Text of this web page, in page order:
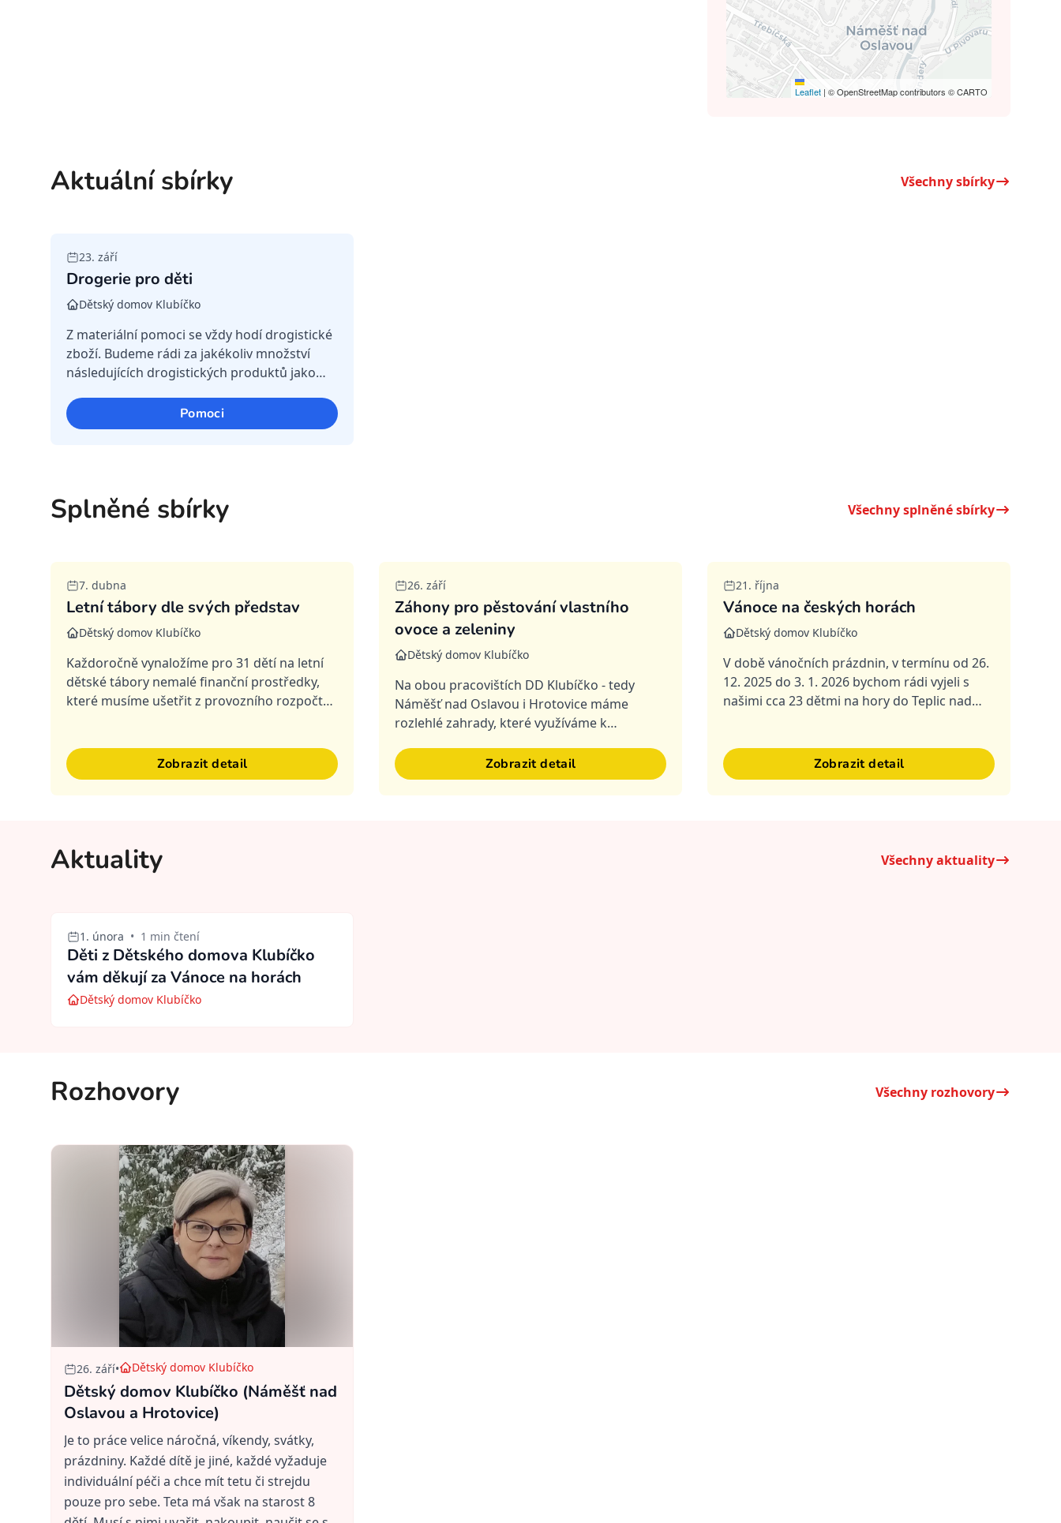
Leaflet | © OpenStreetMap contributors © CARTO
Aktuální sbírky Všechny sbírky
23. září
Drogerie pro děti
Dětský domov Klubíčko
Z materiální pomoci se vždy hodí drogistické
zboží. Budeme rádi za jakékoliv množství
následujících drogistických produktů jako
pro děti (pro různé věkové ka...
Pomoci
Splněné sbírky Všechny splněné sbírky
Splněná
7. dubna
Letní tábory dle svých představ
Dětský domov Klubíčko
Každoročně vynaložíme pro 31 dětí na letní
dětské tábory nemalé finanční prostředky,
které musíme ušetřit z provozního rozpočtu.
Zobrazit detail
Splněná
26. září
Záhony pro pěstování vlastního
ovoce a zeleniny
Dětský domov Klubíčko
Na obou pracovištích DD Klubíčko - tedy
Náměšť nad Oslavou i Hrotovice máme
rozlehlé zahrady, které využíváme k
Dřevěné vyvýšené záhony, které máme téměř
15 l...
Zobrazit detail
Splněná
21. října
Vánoce na českých horách
Dětský domov Klubíčko
V době vánočních prázdnin, v termínu od 26.
12. 2025 do 3. 1. 2026 bychom rádi vyjeli s
našimi cca 23 dětmi na hory do Teplic nad
Zobrazit detail
Aktuality Všechny aktuality
1. února • 1 min čtení
Děti z Dětského domova Klubíčko
vám děkují za Vánoce na horách
Dětský domov Klubíčko
Rozhovory Všechny rozhovory
26. září• Dětský domov Klubíčko
Dětský domov Klubíčko (Náměšť nad
Oslavou a Hrotovice)
Je to práce velice náročná, víkendy, svátky,
prázdniny. Každé dítě je jiné, každé vyžaduje
individuální péči a chce mít tetu či strejdu
pouze pro sebe. Teta má však na starost 8